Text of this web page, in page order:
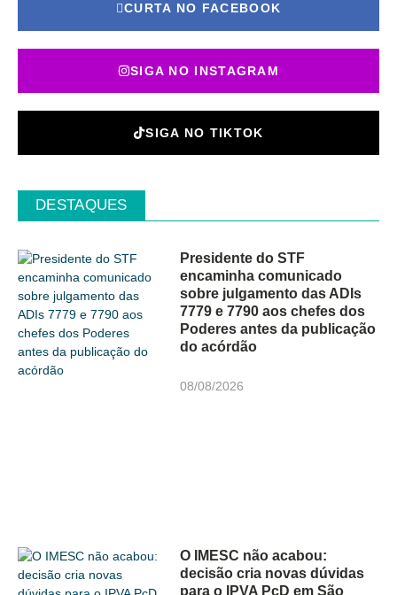
CURTA NO FACEBOOK
SIGA NO INSTAGRAM
SIGA NO TIKTOK
DESTAQUES
Presidente do STF
encaminha comunicado
sobre julgamento das ADIs
7779 e 7790 aos chefes dos
Poderes antes da publicação
do acórdão
08/08/2026
O IMESC não acabou:
decisão cria novas dúvidas
para o IPVA PcD em São